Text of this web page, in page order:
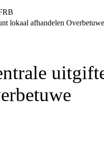
lokaal afhandelen Overbetuwe